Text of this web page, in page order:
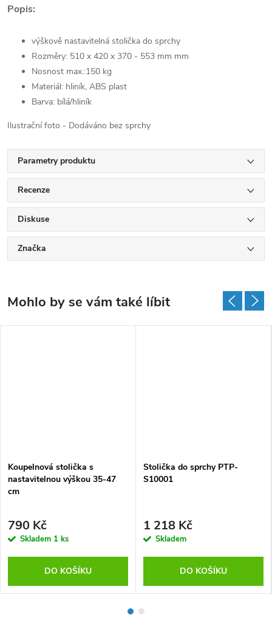
Popis:
výškově nastavitelná stolička do sprchy
Rozměry: 510 x 420 x 370 - 553 mm mm
Nosnost max.:150 kg
Materiál: hliník, ABS plast
Barva: bílá/hliník
Ilustrační foto - Dodáváno bez sprchy
Parametry produktu
Recenze
Diskuse
Značka
Koupelnová stolička s
nastavitelnou výškou 35-47
cm
790 Kč
Skladem 1 ks
DO KOŠÍKU
Stolička do sprchy PTP-
S10001
1 218 Kč
Skladem
DO KOŠÍKU